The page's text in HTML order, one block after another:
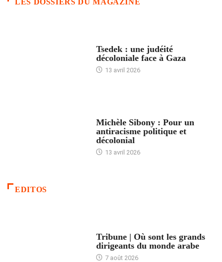
LES DOSSIERS DU MAGAZINE
Tsedek : une judéité
décoloniale face à Gaza
13 avril 2026
Michèle Sibony : Pour un
antiracisme politique et
décolonial
13 avril 2026
EDITOS
Tribune | Où sont les grands
dirigeants du monde arabe
7 août 2026